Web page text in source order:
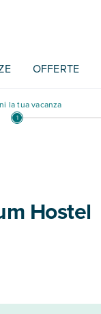
OFFERTE
la tua vacanza
Hostel